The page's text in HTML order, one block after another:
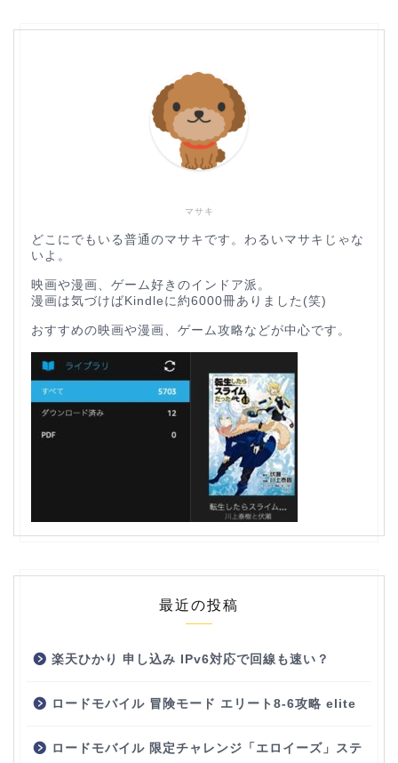
マサキ
どこにでもいる普通のマサキです。わるいマサキじゃな
いよ。
映画や漫画、ゲーム好きのインドア派。
漫画は気づけばKindleに約6000冊ありました(笑)
おすすめの映画や漫画、ゲーム攻略などが中心です。
最近の投稿
楽天ひかり 申し込み IPv6対応で回線も速い？
ロードモバイル 冒険モード エリート8-6攻略 elite
ロードモバイル 限定チャレンジ「エロイーズ」ステ